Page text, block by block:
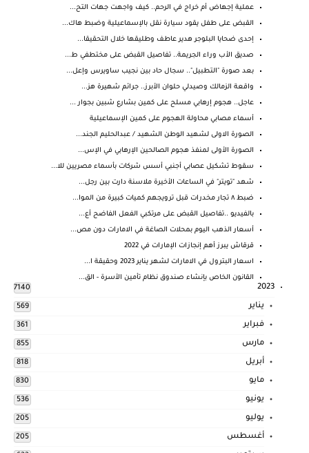
عملية إجهاض أم خراج في الرحم.. كيف واجهت جهات التح...
القبض على طفل يقود سيارة نقل بالإسماعيلية وضبط هاك...
إحدى ضحايا البلوجر هدير عاطف وطليقها خلال التحقيقا...
صديق الأب وراء الجريمة.. تفاصيل القبض على مختطفي ط...
بعد صورة "التطبيل".. سجال حاد بين نجيب ساويرس وإعل...
واقعة الزمالك وصيدلي حلوان الأبرز.. جرائم شهيرة هز...
عاجل.. هجوم إرهابي مسلح على كمين بشارع شبين بجوار ...
أسماء مصابي محاولة الهجوم على كمين الإسماعيلية
الصورة الاولى لشهيد الوطن الشهيد / عبدالحليم الجند...
الصورة الأولى لمنفذ هجوم الصالحين الإرهابي في الإس...
سقوط تشكيل عصابي أجنبي أسس شركات بأسماء مصريين للا...
شهد "تويتر" في الساعات الأخيرة ملاسنة دارت بين رجل...
ضبط ٨ تجار مخدرات قبل ترويجهم كميات كبيرة من الموا...
بالفيديو ..تفاصيل القبض على مرتكبي الفعل الفاضح أع...
أسعار الذهب اليوم بمحلات الصاغة في الامارات دون مص...
قرقاش يبرز أهم إنجازات الإمارات في 2022
اسعار البترول في الامارات لشهر يناير 2023 وحقيقة ا...
القانون الخاص بإنشاء صندوق نظام تأمين الأسرة - الق...
2023
7140
يناير 569
فبراير 361
مارس 855
أبريل 818
مايو 830
يونيو 536
يوليو 205
أغسطس 205